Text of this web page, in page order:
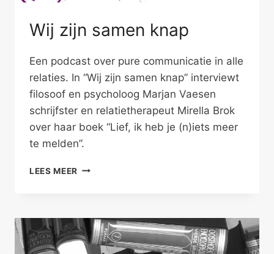
Wij zijn samen knap
Een podcast over pure communicatie in alle
relaties. In “Wij zijn samen knap” interviewt
filosoof en psycholoog Marjan Vaesen
schrijfster en relatietherapeut Mirella Brok
over haar boek “Lief, ik heb je (n)iets meer
te melden”.
LEES MEER WIJ